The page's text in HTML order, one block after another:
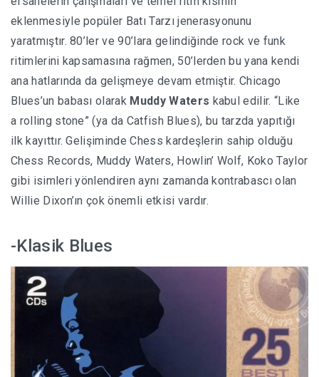
eklenmesiyle popüler Batı Tarzı jenerasyonunu
yaratmıştır. 80’ler ve 90’lara gelindiğinde rock ve funk
ritimlerini kapsamasına rağmen, 50’lerden bu yana kendi
ana hatlarında da gelişmeye devam etmiştir. Chicago
Blues’un babası olarak Muddy Waters kabul edilir. “Like
a rolling stone” (ya da Catfish Blues), bu tarzda yapıtığı
ilk kayıttır. Gelişiminde Chess kardeşlerin sahip olduğu
Chess Records, Muddy Waters, Howlin’ Wolf, Koko Taylor
gibi isimleri yönlendiren aynı zamanda kontrabascı olan
Willie Dixon’ın çok önemli etkisi vardır.
-Klasik Blues